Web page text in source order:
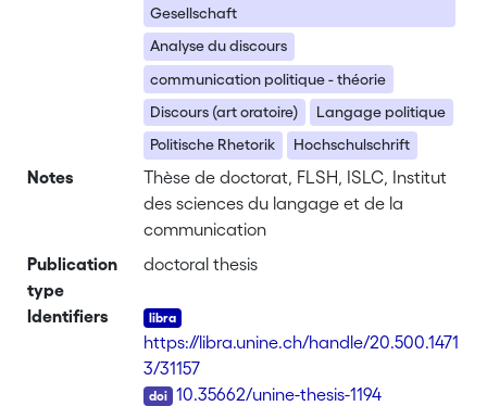
Gesellschaft
Analyse du discours
communication politique - théorie
Discours (art oratoire)
Langage politique
Politische Rhetorik
Hochschulschrift
Notes
Thèse de doctorat, FLSH, ISLC, Institut
des sciences du langage et de la
communication
Publication
type
doctoral thesis
Identifiers
https://libra.unine.ch/handle/20.500.1471
3/31157
10.35662/unine-thesis-1194